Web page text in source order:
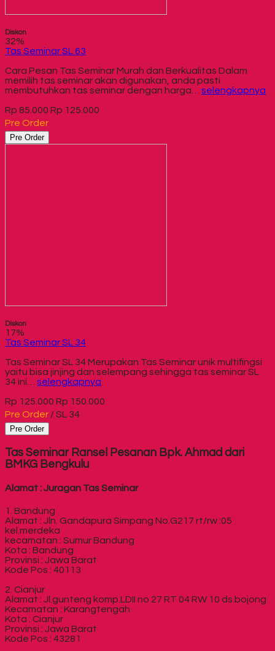
Diskon
32%
Tas Seminar SL 63
Cara Pesan Tas Seminar Murah dan Berkualitas Dalam
memilih tas seminar akan digunakan, anda pasti
membutuhkan tas seminar dengan harga… selengkapnya
Rp 85.000 Rp 125.000
Pre Order
Pre Order
Diskon
17%
Tas Seminar SL 34
Tas Seminar SL 34 Merupakan Tas Seminar unik multifingsi
yaitu bisa jinjing dan selempang sehingga tas seminar SL
34 ini… selengkapnya
Rp 125.000 Rp 150.000
Pre Order / SL 34
Pre Order
Tas Seminar Ransel Pesanan Bpk. Ahmad dari
BMKG Bengkulu
Alamat : Juragan Tas Seminar
1. Bandung
Alamat : Jln. Gandapura Simpang No.G217 rt/rw :05
kel.merdeka
kecamatan : Sumur Bandung
Kota : Bandung
Provinsi : Jawa Barat
Kode Pos : 40113
2. Cianjur
Alamat : Jl.gunteng komp.LDII no 27 RT 04 RW 10 ds.bojong
Kecamatan : Karangtengah
Kota : Cianjur
Provinsi : Jawa Barat
Kode Pos : 43281